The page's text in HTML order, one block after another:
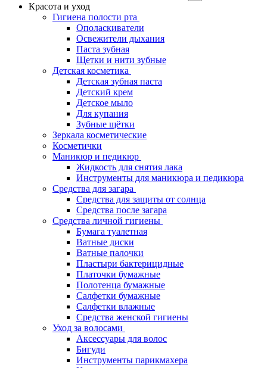
Красота и уход
Гигиена полости рта
Ополаскиватели
Освежители дыхания
Паста зубная
Щетки и нити зубные
Детская косметика
Детская зубная паста
Детский крем
Детское мыло
Для купания
Зубные щётки
Зеркала косметические
Косметички
Маникюр и педикюр
Жидкость для снятия лака
Инструменты для маникюра и педикюра
Средства для загара
Средства для защиты от солнца
Средства после загара
Средства личной гигиены
Бумага туалетная
Ватные диски
Ватные палочки
Пластыри бактерицидные
Платочки бумажные
Полотенца бумажные
Салфетки бумажные
Салфетки влажные
Средства женской гигиены
Уход за волосами
Аксессуары для волос
Бигуди
Инструменты парикмахера